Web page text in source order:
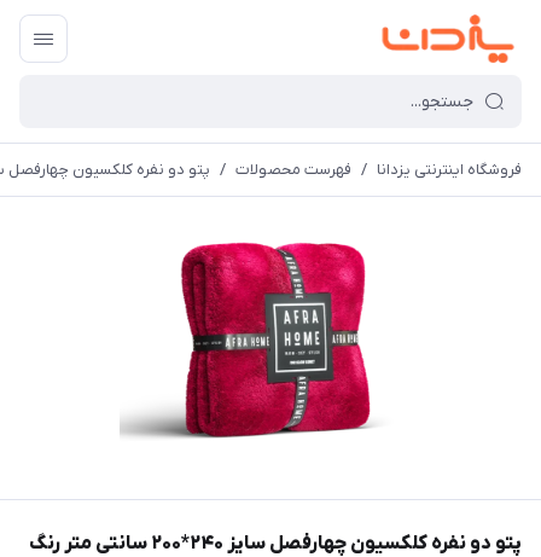
فروشگاه اینترنتی یزدانا / فهرست محصولات / پتو دو نفره کلکسیون چهارفصل سایز 240*200 سانتی متر رنگ
پتو دو نفره کلکسیون چهارفصل سایز 240*200 سانتی متر رنگ